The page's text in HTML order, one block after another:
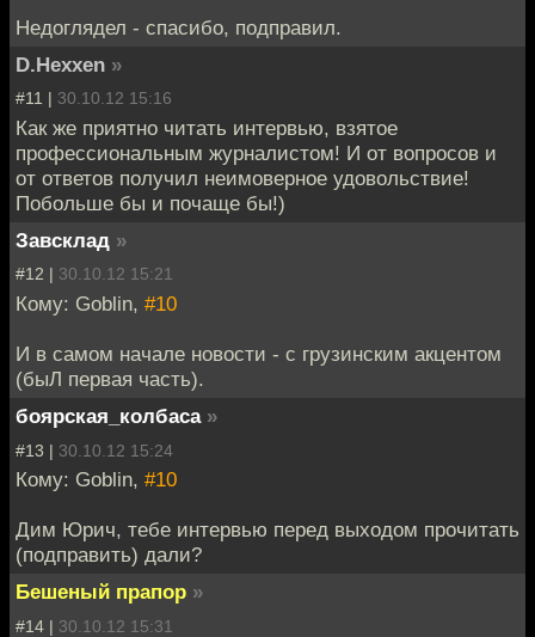
Недоглядел - спасибо, подправил.
D.Hexxen »
#11 | 30.10.12 15:16
Как же приятно читать интервью, взятое
профессиональным журналистом! И от вопросов и
от ответов получил неимоверное удовольствие!
Побольше бы и почаще бы!)
Завсклад »
#12 | 30.10.12 15:21
Кому: Goblin, #10
И в самом начале новости - с грузинским акцентом
(быЛ первая часть).
боярская_колбаса »
#13 | 30.10.12 15:24
Кому: Goblin, #10
Дим Юрич, тебе интервью перед выходом прочитать
(подправить) дали?
Бешеный прапор »
#14 | 30.10.12 15:31